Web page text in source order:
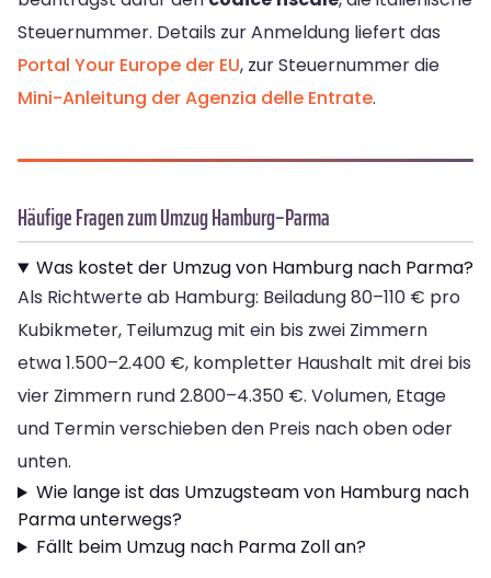
Steuernummer. Details zur Anmeldung liefert das
Portal Your Europe der EU, zur Steuernummer die
Mini-Anleitung der Agenzia delle Entrate.
Häufige Fragen zum Umzug Hamburg–Parma
Was kostet der Umzug von Hamburg nach Parma?
Als Richtwerte ab Hamburg: Beiladung 80–110 € pro
Kubikmeter, Teilumzug mit ein bis zwei Zimmern
etwa 1.500–2.400 €, kompletter Haushalt mit drei bis
vier Zimmern rund 2.800–4.350 €. Volumen, Etage
und Termin verschieben den Preis nach oben oder
unten.
Wie lange ist das Umzugsteam von Hamburg nach
Parma unterwegs?
Fällt beim Umzug nach Parma Zoll an?